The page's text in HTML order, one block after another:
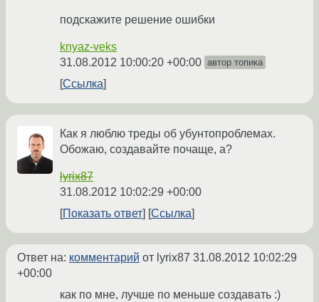
подскажите решение ошибки
knyaz-veks
31.08.2012 10:00:20 +00:00 автор топика
Ссылка
Как я люблю треды об убунтопроблемах.
Обожаю, создавайте почаще, а?
lyrix87
31.08.2012 10:02:29 +00:00
Показать ответ
Ссылка
Ответ на: комментарий от lyrix87 31.08.2012 10:02:29
+00:00
как по мне, лучше по меньше создавать :)